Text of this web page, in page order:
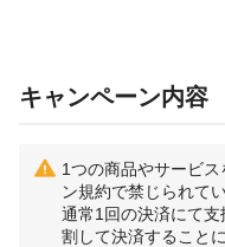
キャンペーン内容
1つの商品やサービ
ン規約で禁じられてい
通常1回の決済にて
割して決済すること